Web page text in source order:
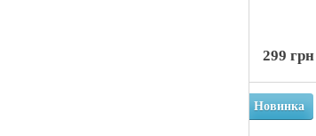
299 грн
Новинка